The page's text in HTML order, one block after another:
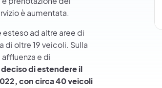
è aumentata.
esteso ad altre aree di
di oltre 19 veicoli. Sulla
e di
di estendere il
con circa 40 veicoli